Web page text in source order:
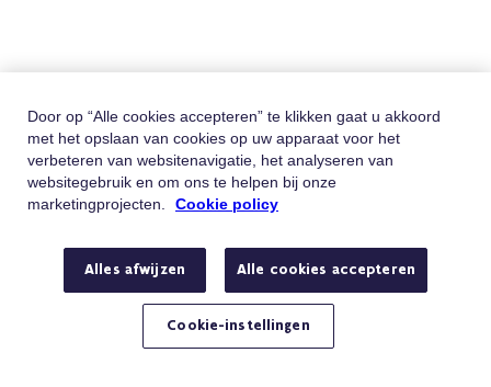
Door op “Alle cookies accepteren” te klikken gaat u akkoord
met het opslaan van cookies op uw apparaat voor het
verbeteren van websitenavigatie, het analyseren van
websitegebruik en om ons te helpen bij onze
marketingprojecten.
Cookie policy
Alles afwijzen Alle cookies accepteren
Cookie-instellingen